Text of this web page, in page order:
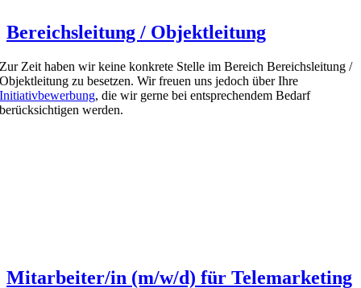
Bereichsleitung / Objektleitung
Zur Zeit haben wir keine konkrete Stelle im Bereich Bereichsleitung /
Objektleitung zu besetzen. Wir freuen uns jedoch über Ihre
Initiativbewerbung, die wir gerne bei entsprechendem Bedarf
berücksichtigen werden.
Mitarbeiter/in (m/w/d) für Telemarketing